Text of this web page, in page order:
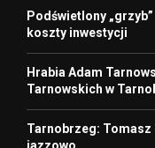
Podświetlony
koszty inwestycji
Hrabia Adam
Tarnowskich w
Tarnobrzeg: